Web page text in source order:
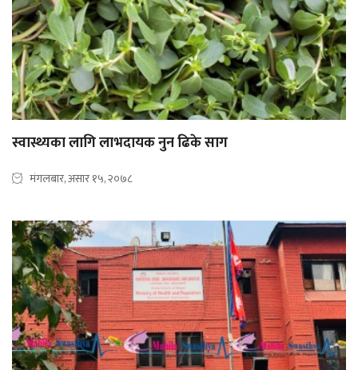
स्वास्थ्यका लागि लाभदायक नुन ढिके साग
मंगलबार, असार १५, २०७८